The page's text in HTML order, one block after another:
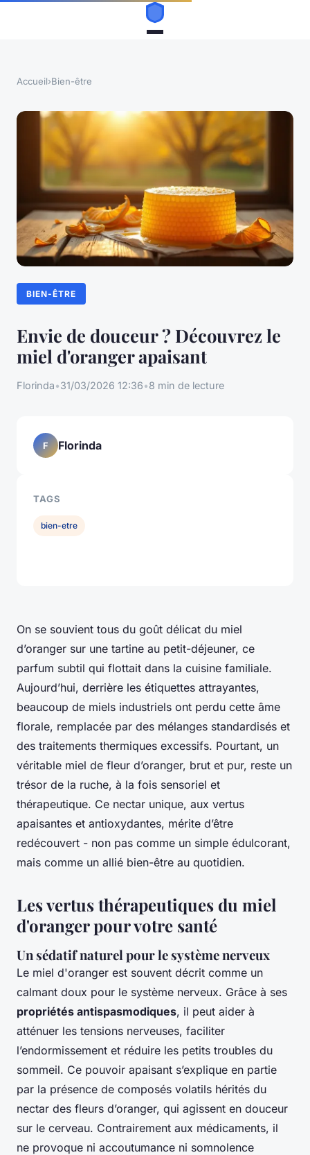
Accueil›Bien-être
BIEN-ÊTRE
Envie de douceur ? Découvrez le
miel d'oranger apaisant
Florinda•31/03/2026 12:36•8 min de lecture
On se souvient tous du goût délicat du miel
d’oranger sur une tartine au petit-déjeuner, ce
parfum subtil qui flottait dans la cuisine familiale.
Aujourd’hui, derrière les étiquettes attrayantes,
beaucoup de miels industriels ont perdu cette âme
florale, remplacée par des mélanges standardisés et
des traitements thermiques excessifs. Pourtant, un
véritable miel de fleur d’oranger, brut et pur, reste un
trésor de la ruche, à la fois sensoriel et
thérapeutique. Ce nectar unique, aux vertus
apaisantes et antioxydantes, mérite d’être
redécouvert - non pas comme un simple édulcorant,
mais comme un allié bien-être au quotidien.
Les vertus thérapeutiques du miel
d'oranger pour votre santé
Un sédatif naturel pour le système nerveux
Le miel d'oranger est souvent décrit comme un
calmant doux pour le système nerveux. Grâce à ses
propriétés antispasmodiques, il peut aider à
atténuer les tensions nerveuses, faciliter
l’endormissement et réduire les petits troubles du
sommeil. Ce pouvoir apaisant s’explique en partie
par la présence de composés volatils hérités du
nectar des fleurs d’oranger, qui agissent en douceur
sur le cerveau. Contrairement aux médicaments, il
ne provoque ni accoutumance ni somnolence
F Florinda
TAGS
bien-etre